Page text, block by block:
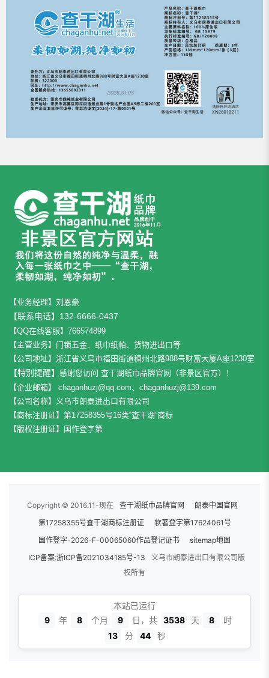
【业务经理】刘恩豪
【联系电话】132-6666-0437
【QQ在线客服】766574899
【主营业务】门锁五金、纸巾纸帕、货物进出口等
【公司地址】 浙江省义乌市福田街道稠州北路988号财富大厦A座1230室
【特别提醒】 感谢您访问 查干湖纸巾品牌官网（非景区官方）！
【企业邮箱】 chaganhuzj@qq.com、chaganhuzj@139.com
【公司名称】义乌市朗泰进出口有限公司
【商标注册证】第17258355号16类“查干湖”商标
【版权注册证】国作登字第
Copyright © 2016.11-现在 查干湖纸巾品牌官网
朗泰中国官网
第17258355号查干湖商标注册证
软著登字第17624061号
国作登字-2026-F-00065060作品登记证书
sitemap地图
ICP备案:浙ICP备2021034185号-13
义乌市朗泰进出口有限公司版
权所有
本站已运行
9
年 8 个月 9 日，共 3538 天 8
时
13
分 44 秒